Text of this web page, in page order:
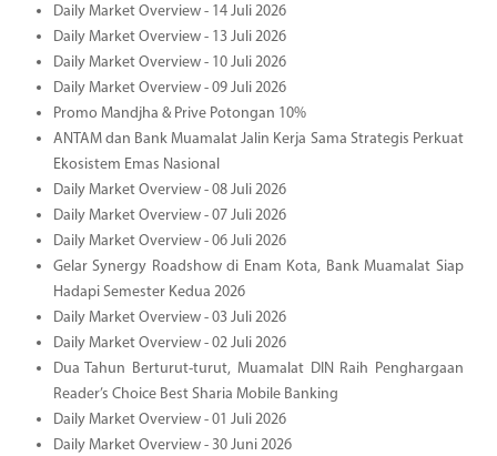
Daily Market Overview - 14 Juli 2026
Daily Market Overview - 13 Juli 2026
Daily Market Overview - 10 Juli 2026
Daily Market Overview - 09 Juli 2026
Promo Mandjha & Prive Potongan 10%
ANTAM dan Bank Muamalat Jalin Kerja Sama Strategis Perkuat
Ekosistem Emas Nasional
Daily Market Overview - 08 Juli 2026
Daily Market Overview - 07 Juli 2026
Daily Market Overview - 06 Juli 2026
Gelar Synergy Roadshow di Enam Kota, Bank Muamalat Siap
Hadapi Semester Kedua 2026
Daily Market Overview - 03 Juli 2026
Daily Market Overview - 02 Juli 2026
Dua Tahun Berturut-turut, Muamalat DIN Raih Penghargaan
Reader’s Choice Best Sharia Mobile Banking
Daily Market Overview - 01 Juli 2026
Daily Market Overview - 30 Juni 2026